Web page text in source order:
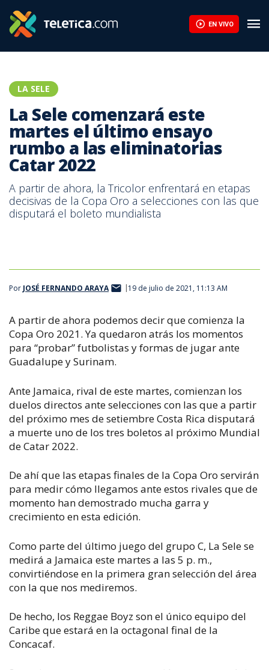
EN VIVO
LA SELE
La Sele comenzará este
martes el último ensayo
rumbo a las eliminatorias
Catar 2022
A partir de ahora, la Tricolor enfrentará en etapas
decisivas de la Copa Oro a selecciones con las que
disputará el boleto mundialista
Por JOSÉ FERNANDO ARAYA 19 de julio de 2021, 11:13 AM
A partir de ahora podemos decir que comienza la
Copa Oro 2021. Ya quedaron atrás los momentos
para “probar” futbolistas y formas de jugar ante
Guadalupe y Surinam.
Ante Jamaica, rival de este martes, comienzan los
duelos directos ante selecciones con las que a partir
del próximo mes de setiembre Costa Rica disputará
a muerte uno de los tres boletos al próximo Mundial
de Catar 2022.
De ahí que las etapas finales de la Copa Oro servirán
para medir cómo llegamos ante estos rivales que de
momento han demostrado mucha garra y
crecimiento en esta edición.
Como parte del último juego del grupo C, La Sele se
medirá a Jamaica este martes a las 5 p. m.,
convirtiéndose en la primera gran selección del área
con la que nos mediremos.
De hecho, los Reggae Boyz son el único equipo del
Caribe que estará en la octagonal final de la
Concacaf.